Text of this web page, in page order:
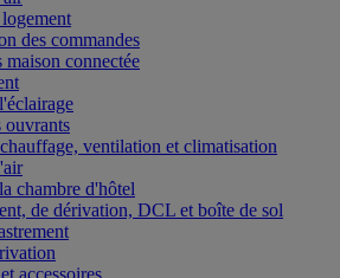
des commandes
maison connectée
ouvrants
ventilation et climatisation
chambre d'hôtel
de dérivation, DCL et boîte de sol
accessoires